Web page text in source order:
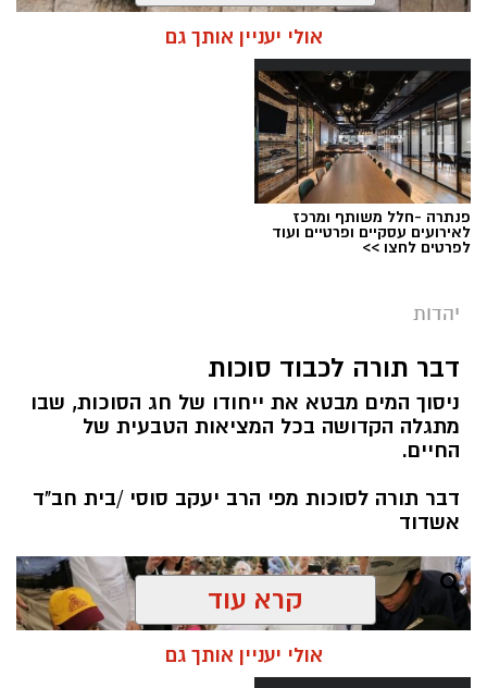
מערכת ירושלים נט / 08:00 11.08.19
תגים: תשעה באב
קיימת מחלוקת בין חוקרים האם הצום היא דרך
טיפול אפקטיבית. יחד עם זאת, הדעה הרווחת כיום
מנקה את עצמו מרעלים על בסיס יומי קבוע בעזרת
הכליות, הכבד, הריאות, המעי הגס, בלוטות
הליפמה והעור. מאידך גיסא, ישנם מומחים ברפואה
משלימה ואף מהרפואה הקונבנציונלית, אשר אינם
מסכימים עם דעה זו. לטענתם, התזונה המערבית
אינה מספקת את הרכיבים שיסייעו לנו להתנקות,
וגרוע מכך היא מספקת מגוון גדול של רעלנים,
אולי יעניין אותך גם
פנתרה -חלל משותף ומרכז
לאירועים עסקיים ופרטיים ועוד
לפרטים לחצו >>
יהדות
דבר תורה לכבוד סוכות
ניסוך המים מבטא את ייחודו של חג הסוכות, שבו
מתגלה הקדושה בכל המציאות הטבעית של
החיים.
דבר תורה לסוכות מפי הרב יעקב סוסי /בית חב"ד
אשדוד
קרא עוד
אולי יעניין אותך גם